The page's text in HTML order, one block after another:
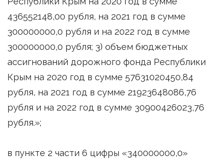
436552148,00 рубля, на 2021 год в сумме
300000000,0 рубля и на 2022 год в сумме
300000000,0 рубля; 3) объем бюджетных
ассигнований дорожного фонда Республики
Крым на 2020 год в сумме 57631020450,84
рубля, на 2021 год в сумме 21923648086,76
рубля и на 2022 год в сумме 30900426023,76
рубля.»;
в пункте 2 части 6 цифры «340000000,0»